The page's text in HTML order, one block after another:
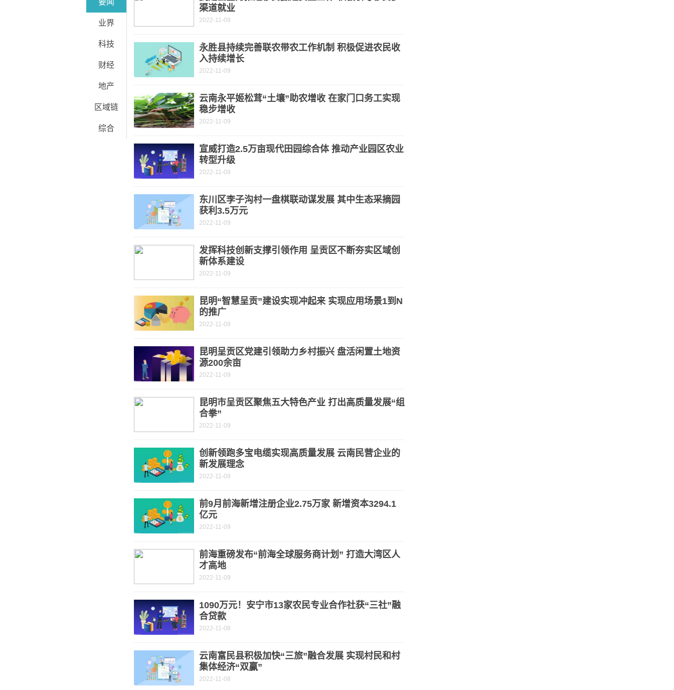
要闻
业界
科技
财经
地产
区域链
综合
渠道就业
2022-11-09
永胜县持续完善联农带农工作机制 积极促进农民收
入持续增长
2022-11-09
云南永平姬松茸“土壤”助农增收 在家门口务工实现
稳步增收
2022-11-09
宣威打造2.5万亩现代田园综合体 推动产业园区农业
转型升级
2022-11-09
东川区李子沟村一盘棋联动谋发展 其中生态采摘园
获利3.5万元
2022-11-09
发挥科技创新支撑引领作用 呈贡区不断夯实区域创
新体系建设
2022-11-09
昆明“智慧呈贡”建设实现冲起来 实现应用场景1到N
的推广
2022-11-09
昆明呈贡区党建引领助力乡村振兴 盘活闲置土地资
源200余亩
2022-11-09
昆明市呈贡区聚焦五大特色产业 打出高质量发展“组
合拳”
2022-11-09
创新领跑多宝电缆实现高质量发展 云南民营企业的
新发展理念
2022-11-09
前9月前海新增注册企业2.75万家 新增资本3294.1
亿元
2022-11-09
前海重磅发布“前海全球服务商计划” 打造大湾区人
才高地
2022-11-09
1090万元！安宁市13家农民专业合作社获“三社”融
合贷款
2022-11-08
云南富民县积极加快“三旅”融合发展 实现村民和村
集体经济“双赢”
2022-11-08